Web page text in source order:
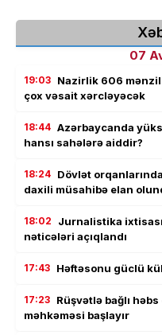
07
19:03 Nazirlik 606
çox vəsait xərcləyəcək
18:44 Azərbaycanda
hansı sahələrə aiddir?
18:24 Dövlət
daxili müsahibə elan
18:02
Jurnalistika
nəticələri açıqlandı
17:43 Həftəsonu güclü
17:23 Rüşvətlə bağlı
məhkəməsi başlayır